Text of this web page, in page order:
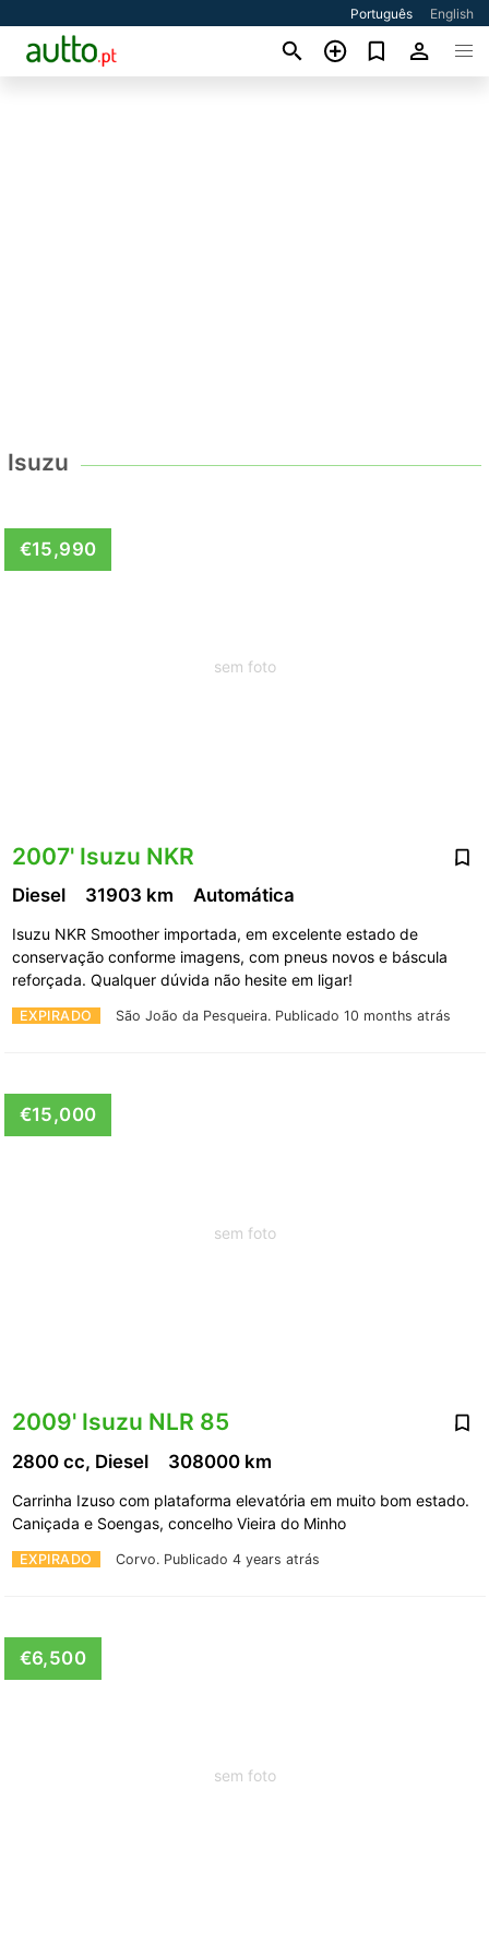
Português English
Isuzu
sem foto
€15,990
2007' Isuzu NKR
EXPIRADO São João da Pesqueira. Publicado 10 months atrás
Diesel 31903 km Automática
Isuzu NKR Smoother importada, em excelente estado de
conservação conforme imagens, com pneus novos e báscula
reforçada. Qualquer dúvida não hesite em ligar!
sem foto
€15,000
2009' Isuzu NLR 85
EXPIRADO Corvo. Publicado 4 years atrás
2800 cc, Diesel 308000 km
Carrinha Izuso com plataforma elevatória em muito bom estado.
Caniçada e Soengas, concelho Vieira do Minho
sem foto
€6,500